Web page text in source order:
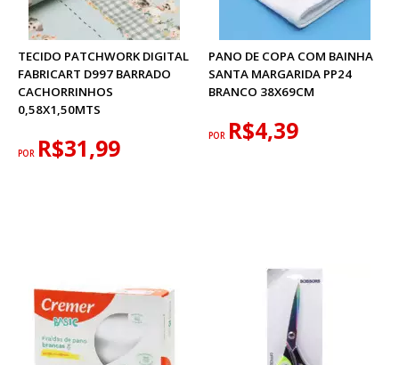
TECIDO PATCHWORK DIGITAL
FABRICART D997 BARRADO
CACHORRINHOS
0,58X1,50MTS
POR R$31,99
PANO DE COPA COM BAINHA
SANTA MARGARIDA PP24
BRANCO 38X69CM
POR R$4,39